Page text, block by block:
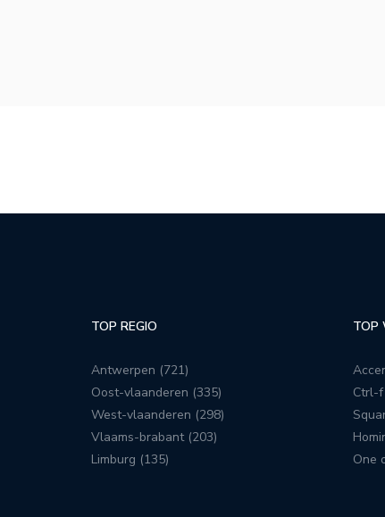
TOP REGIO
Antwerpen (721)
Oost-vlaanderen (335)
West-vlaanderen (298)
Vlaams-brabant (203)
Limburg (135)
TOP
Ctrl-f
One